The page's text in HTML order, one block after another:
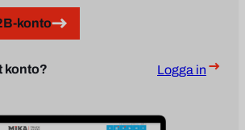
konto
konto? Logga in